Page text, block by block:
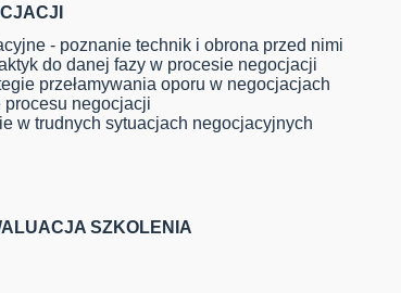
- poznanie technik i obrona przed nimi
do danej fazy w procesie negocjacji
przełamywania oporu w negocjacjach
negocjacji
w trudnych sytuacjach negocjacyjnych
SZKOLENIA